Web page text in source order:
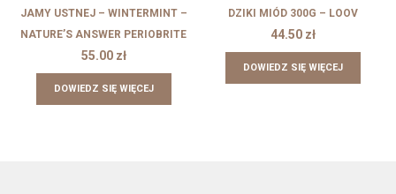
JAMY USTNEJ – WINTERMINT –
NATURE’S ANSWER PERIOBRITE
55.00 zł
DOWIEDZ SIĘ WIĘCEJ
DZIKI MIÓD 300G – LOOV
44.50 zł
DOWIEDZ SIĘ WIĘCEJ